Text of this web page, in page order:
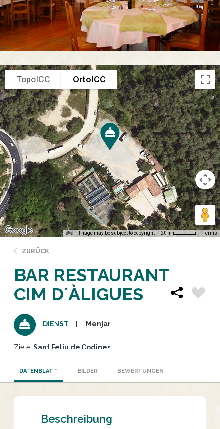
TopoICC OrtoICC
Image may be subject to copyright 20 m Terms
ZURÜCK
BAR RESTAURANT
CIM D´ÀLIGUES
DIENST Menjar
Ziele: Sant Feliu de Codines
DATENBLATT BILDER BEWERTUNGEN
Beschreibung